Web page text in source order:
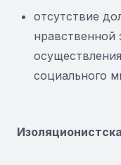
отсутствие
нравственной
социального